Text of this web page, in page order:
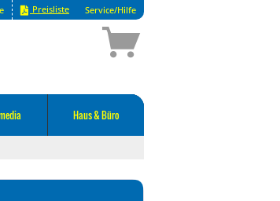
Preisliste Service/Hilfe
Haus & Büro